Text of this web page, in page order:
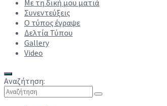
Με τη δική μου ματιά
Συνεντεύξεις
Ο τύπος έγραψε
Δελτία Τύπου
Gallery
Video
Αναζήτηση: